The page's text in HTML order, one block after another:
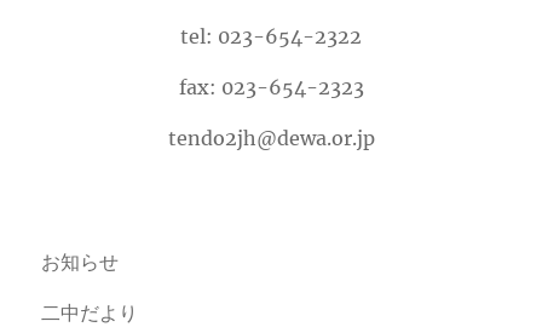
tel: 023-654-2322
fax: 023-654-2323
tendo2jh@dewa.or.jp
お知らせ
二中だより